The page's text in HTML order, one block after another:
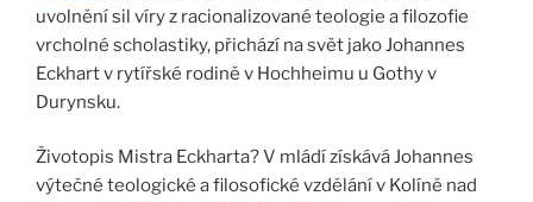
uvolnění sil víry z racionalizované teologie a filozofie
vrcholné scholastiky, přichází na svět jako Johannes
Eckhart v rytířské rodině v Hochheimu u Gothy v
Durynsku.
Životopis Mistra Eckharta? V mládí získává Johannes
výtečné teologické a filosofické vzdělání v Kolíně nad